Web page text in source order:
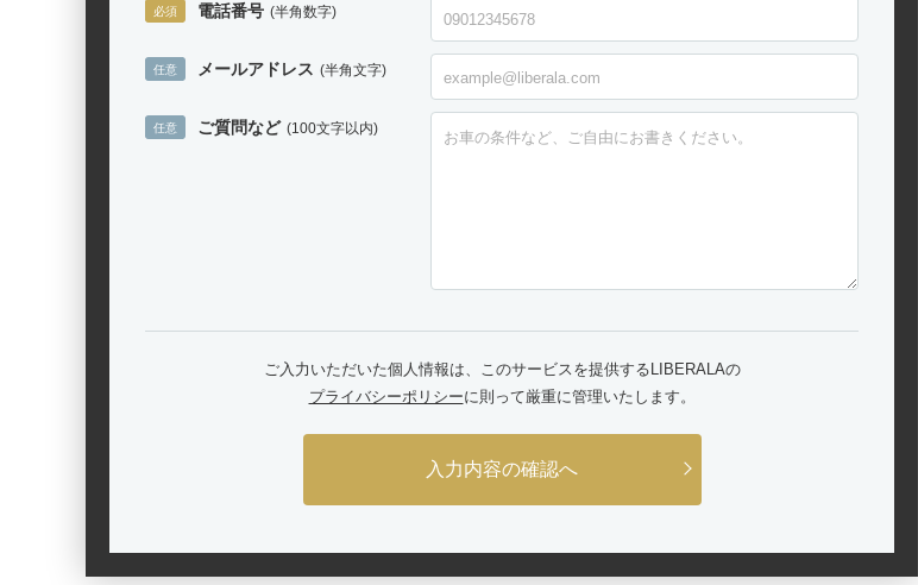
電話番号 (半角数字)
メールアドレス (半角文字)
ご質問など (100文字以内)
ご入力いただいた個人情報は、このサービスを提供するLIBERALAの
プライバシーポリシーに則って厳重に管理いたします。
入力内容の確認へ